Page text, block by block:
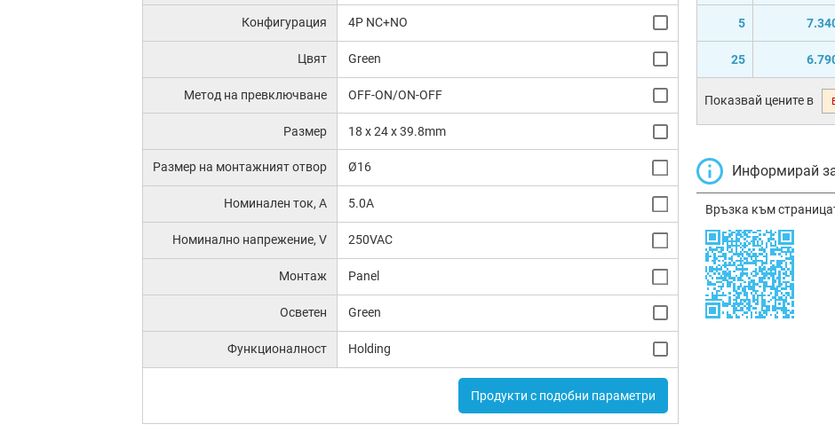
Конфигурация 4P NC+NO
Цвят Green
Метод на превключване OFF-ON/ON-OFF
Размер 18 x 24 x 39.8mm
Размер на монтажният отвор Ø16
Номинален ток, А 5.0A
Номинално напрежение, V 250VAC
Монтаж Panel
Осветен Green
Функционалност Holding
Продукти с подобни параметри
5
25
Показвай цените в
Информирай
Връзка към